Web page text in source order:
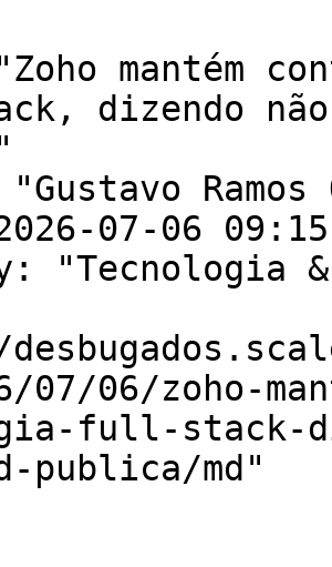
mantém
dizendo não
07-06
"Tecnologia
07/06/zoho-
full-stack-
publica/md"